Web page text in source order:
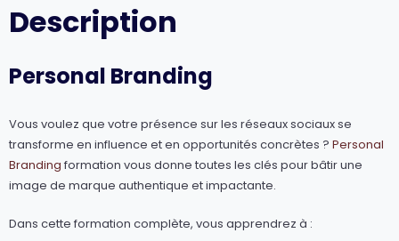
Description
Personal Branding
Vous voulez que votre présence sur les réseaux sociaux se
transforme en influence et en opportunités concrètes ? Personal
Branding formation vous donne toutes les clés pour bâtir une
image de marque authentique et impactante.
Dans cette formation complète, vous apprendrez à :